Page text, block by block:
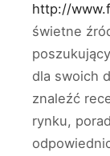
http://
świetne
dla swoich
znaleźć
rynku,